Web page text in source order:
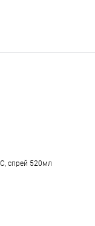
спрей 520мл